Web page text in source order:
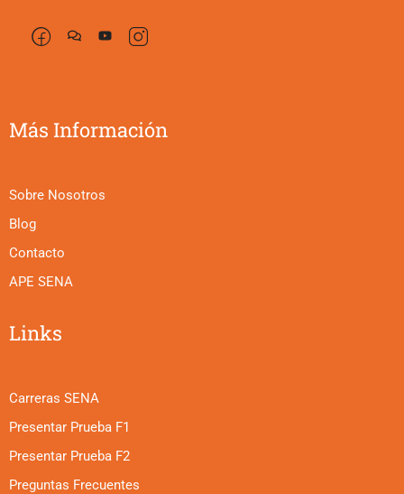
Más Información
Sobre Nosotros
Blog
Contacto
APE SENA
Links
Carreras SENA
Presentar Prueba F1
Presentar Prueba F2
Preguntas Frecuentes